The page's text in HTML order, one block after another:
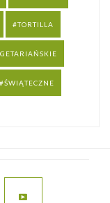
TORTILLA
ŚWIĄTECZNE